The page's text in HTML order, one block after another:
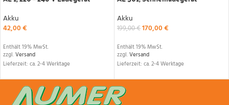
Akku
42,00€
Enthält 19% MwSt.
zzgl.Versand
Lieferzeit: ca. 2-4 Werktage
Akku
199,00€170,00€
Enthält 19% MwSt.
zzgl.Versand
Lieferzeit: ca. 2-4 Werktage